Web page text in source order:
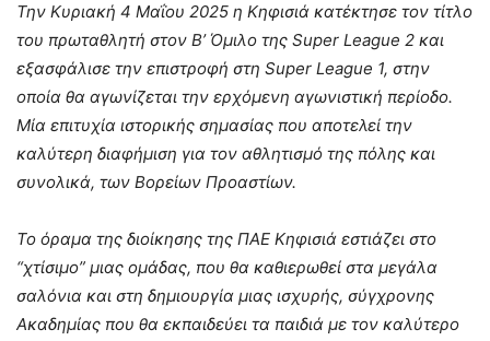
Την Κυριακή 4 Μαΐου 2025 η Κηφισιά κατέκτησε τον τίτλο
του πρωταθλητή στον Β’ Όμιλο της Super League 2 και
εξασφάλισε την επιστροφή στη Super League 1, στην
οποία θα αγωνίζεται την ερχόμενη αγωνιστική περίοδο.
Μία επιτυχία ιστορικής σημασίας που αποτελεί την
καλύτερη διαφήμιση για τον αθλητισμό της πόλης και
συνολικά, των Βορείων Προαστίων.
Το όραμα της διοίκησης της ΠΑΕ Κηφισιά εστιάζει στο
“χτίσιμο” μιας ομάδας, που θα καθιερωθεί στα μεγάλα
σαλόνια και στη δημιουργία μιας ισχυρής, σύγχρονης
Ακαδημίας που θα εκπαιδεύει τα παιδιά με τον καλύτερο